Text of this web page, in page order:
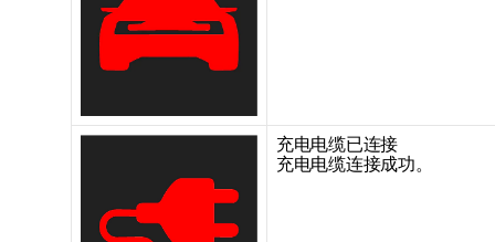
充电电缆已连接
充电电缆连接成功。